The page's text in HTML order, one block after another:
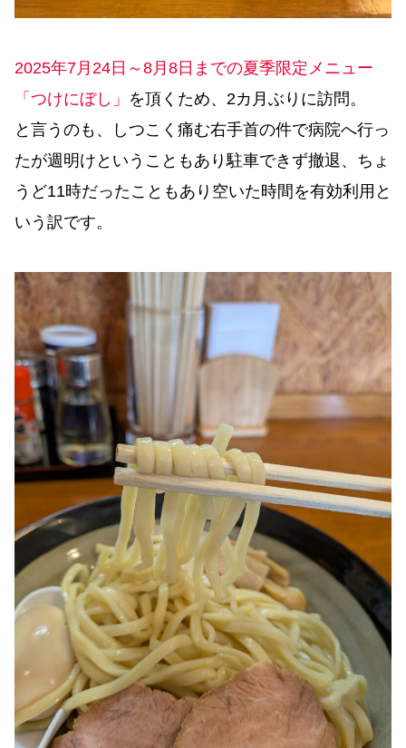
2025年7月24日～8月8日までの夏季限定メニュー
「つけにぼし」 を頂くため、2カ月ぶりに訪問。
と言うのも、しつこく痛む右手首の件で病院へ行っ
たが週明けということもあり駐車できず撤退、ちょ
うど11時だったこともあり空いた時間を有効利用と
いう訳です。